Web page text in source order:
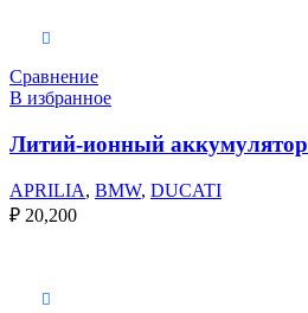
Сравнение
В избранное
Литий-ионный
APRILIA, BMW, DUCATI
₽ 20,200